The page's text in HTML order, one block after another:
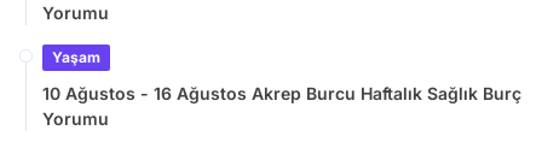
Yorumu
Yaşam
10 Ağustos - 16 Ağustos Akrep Burcu Haftalık Sağlık Burç
Yorumu